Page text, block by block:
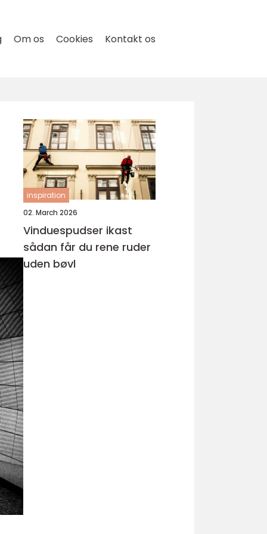
Om os Cookies Kontakt os
inspiration
02. March 2026
Vinduespudser ikast
sådan får du rene ruder
uden bøvl